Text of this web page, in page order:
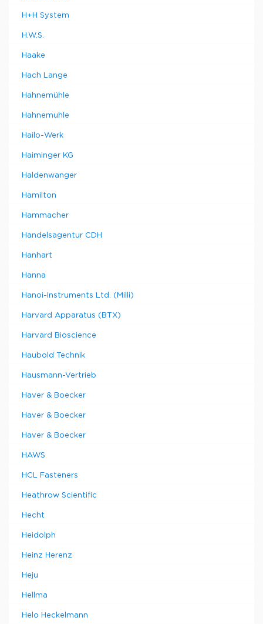
H+H System
H.W.S.
Haake
Hach Lange
Hahnemühle
Hahnemuhle
Hailo-Werk
Haiminger KG
Haldenwanger
Hamilton
Hammacher
Handelsagentur CDH
Hanhart
Hanna
Hanoi-Instruments Ltd. (Milli)
Harvard Apparatus (BTX)
Harvard Bioscience
Haubold Technik
Hausmann-Vertrieb
Haver & Boecker
Haver & Boecker
Haver & Boecker
HAWS
HCL Fasteners
Heathrow Scientific
Hecht
Heidolph
Heinz Herenz
Heju
Hellma
Helo Heckelmann